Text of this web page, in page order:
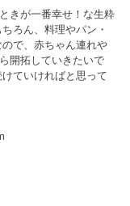
きが一番幸せ！な生粋
ろん、料理やパン・
で、赤ちゃん連れや
開拓していきたいで
ていければと思って